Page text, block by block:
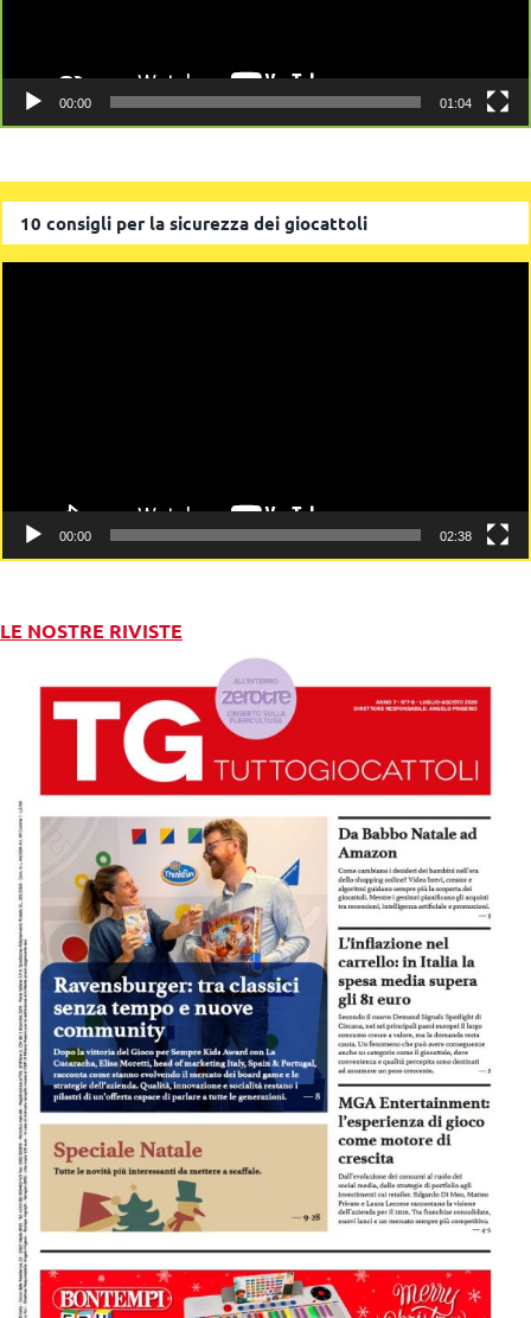
00:00 01:04
10 consigli per la sicurezza dei giocattoli
00:00 02:38
LE NOSTRE RIVISTE